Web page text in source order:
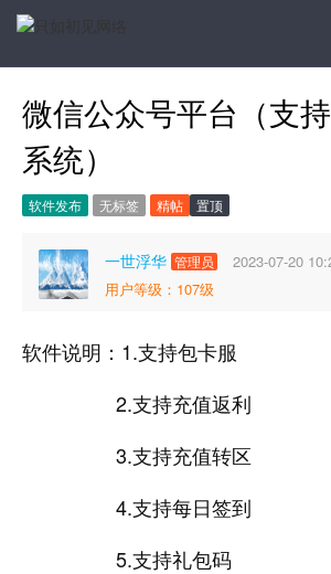
微信公众号平台（支
系统）
软件发布 无标签 精帖 置顶
一世浮华 管理员
2023-07-20
用户等级：107级
软件说明：1.支持包卡服
2.支持充值返利
3.支持充值转区
4.支持每日签到
5.支持礼包码